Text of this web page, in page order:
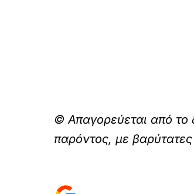
© Απαγορεύεται από το
παρόντος, με βαρύτατες